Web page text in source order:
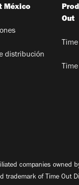
México
distribución
Out
companies owned
trademark of Time Out